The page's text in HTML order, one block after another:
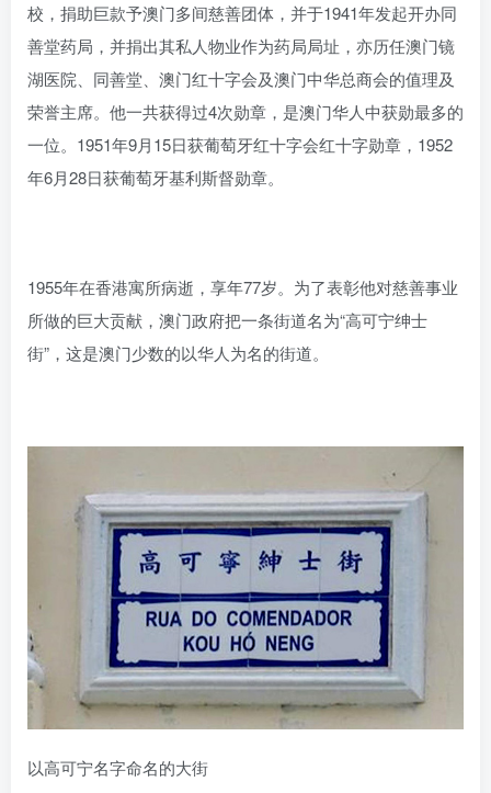
校，捐助巨款予澳门多间慈善团体，并于1941年发起开办同
善堂药局，并捐出其私人物业作为药局局址，亦历任澳门镜
湖医院、同善堂、澳门红十字会及澳门中华总商会的值理及
荣誉主席。他一共获得过4次勋章，是澳门华人中获勋最多的
一位。1951年9月15日获葡萄牙红十字会红十字勋章，1952
年6月28日获葡萄牙基利斯督勋章。
1955年在香港寓所病逝，享年77岁。为了表彰他对慈善事业
所做的巨大贡献，澳门政府把一条街道名为“高可宁绅士
街”，这是澳门少数的以华人为名的街道。
以高可宁名字命名的大街